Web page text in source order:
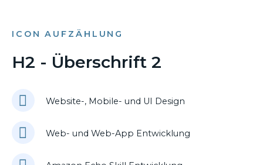
ICON AUFZÄHLUNG
H2 - Überschrift 2
Website-, Mobile- und UI Design
Web- und Web-App Entwicklung